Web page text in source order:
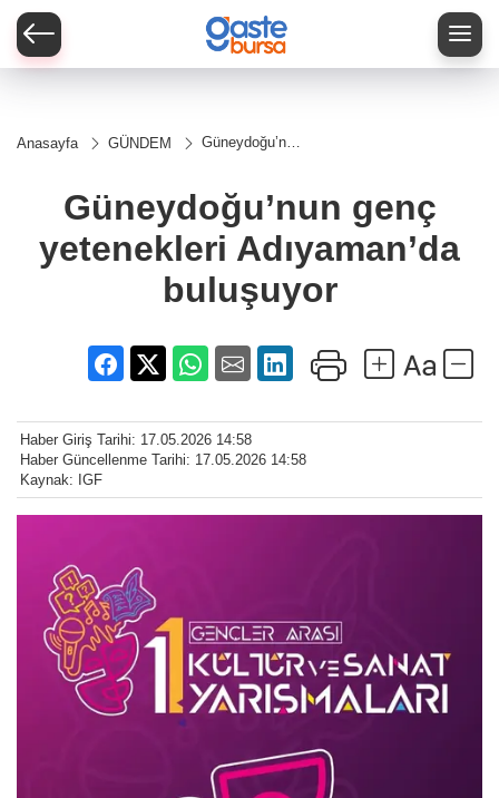
Anasayfa GÜNDEM
Güneydoğu’nun
Adıyaman’da
buluşuyor
Güneydoğu’nun genç
yetenekleri Adıyaman’da
buluşuyor
Haber Giriş Tarihi: 17.05.2026 14:58
Haber Güncellenme Tarihi: 17.05.2026 14:58
Kaynak: IGF